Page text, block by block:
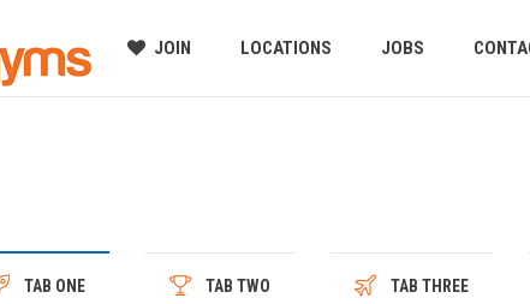
JOIN LOCATIONS JOBS
TAB ONE TAB TWO TAB THREE